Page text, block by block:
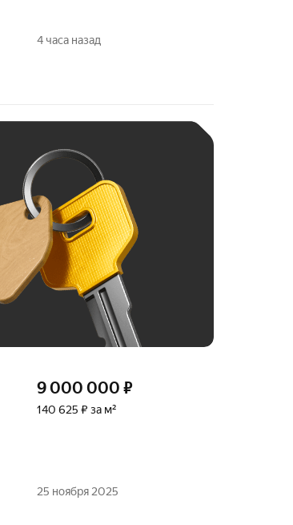
4 часа назад
9 000 000 ₽
140 625 ₽ за м²
25 ноября 2025